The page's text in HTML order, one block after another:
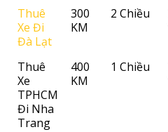
Thuê
Xe Đi
Đà Lạt
300
KM
2 Chiều
Thuê
Xe
TPHCM
Đi Nha
Trang
400
KM
1 Chiều